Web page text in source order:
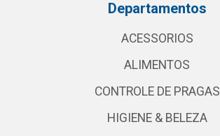
Departamentos
ACESSORIOS
ALIMENTOS
CONTROLE DE PRAGAS
HIGIENE & BELEZA